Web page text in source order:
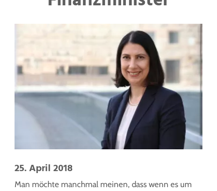
25. April 2018
Man möchte manchmal meinen, dass wenn es um